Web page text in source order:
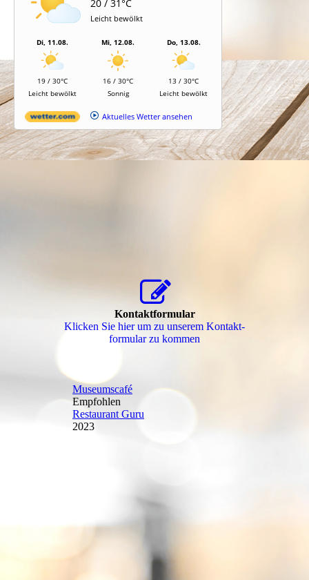
Kontaktformular
Klicken Sie hier um zu unserem Kon­takt­
for­mu­lar zu kommen